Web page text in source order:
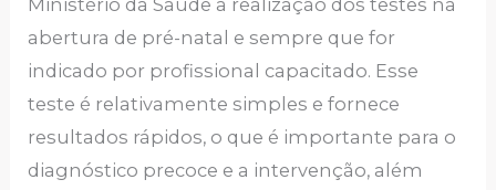
abertura de pré-natal e sempre que for
indicado por profissional capacitado. Esse
teste é relativamente simples e fornece
resultados rápidos, o que é importante para o
diagnóstico precoce e a intervenção, além